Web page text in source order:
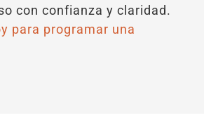
con confianza y claridad.
para programar una